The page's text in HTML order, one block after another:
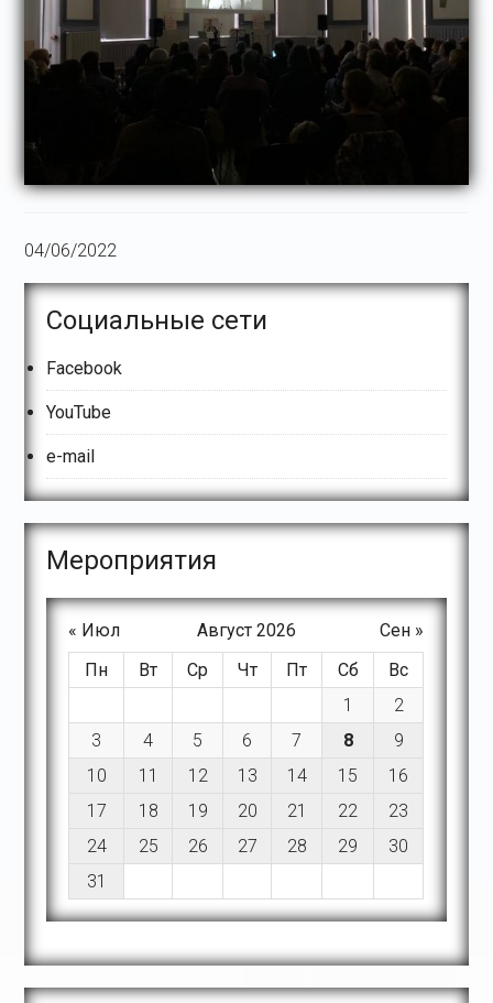
04/06/2022
Основной
сайдбар
Социальные сети
Facebook
YouTube
e-mail
Meроприятия
Август 2026
Пн
Вт Ср Чт Пт Сб
Вс
1
2
3
4 5 6 7 8
9
10
11 12 13 14 15
16
17
18 19 20 21 22
23
24
25 26 27 28 29
30
31
« Июл Сен »